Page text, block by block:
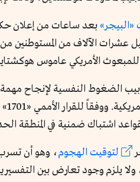
بعد ساعات من إعلان
عشرات الآلاف من المستوطنين
الأمريكي عاموس
الضغوط النفسية لإنجاح
اشتباك ضمنية في المنطقة
لتوقيت الهجوم، وهو أن
يلزم وجود تعارض بين